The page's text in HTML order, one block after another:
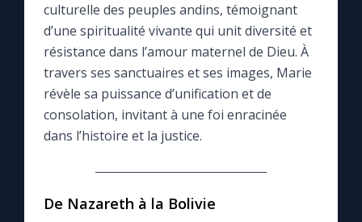
La vidéo de la semaine
Le compte Tiktok
Le magazine
Questions-réponses
culturelle des peuples andins, témoignant
d’une spiritualité vivante qui unit diversité et
résistance dans l’amour maternel de Dieu. À
travers ses sanctuaires et ses images, Marie
révèle sa puissance d’unification et de
consolation, invitant à une foi enracinée
dans l’histoire et la justice.
De Nazareth à la Bolivie